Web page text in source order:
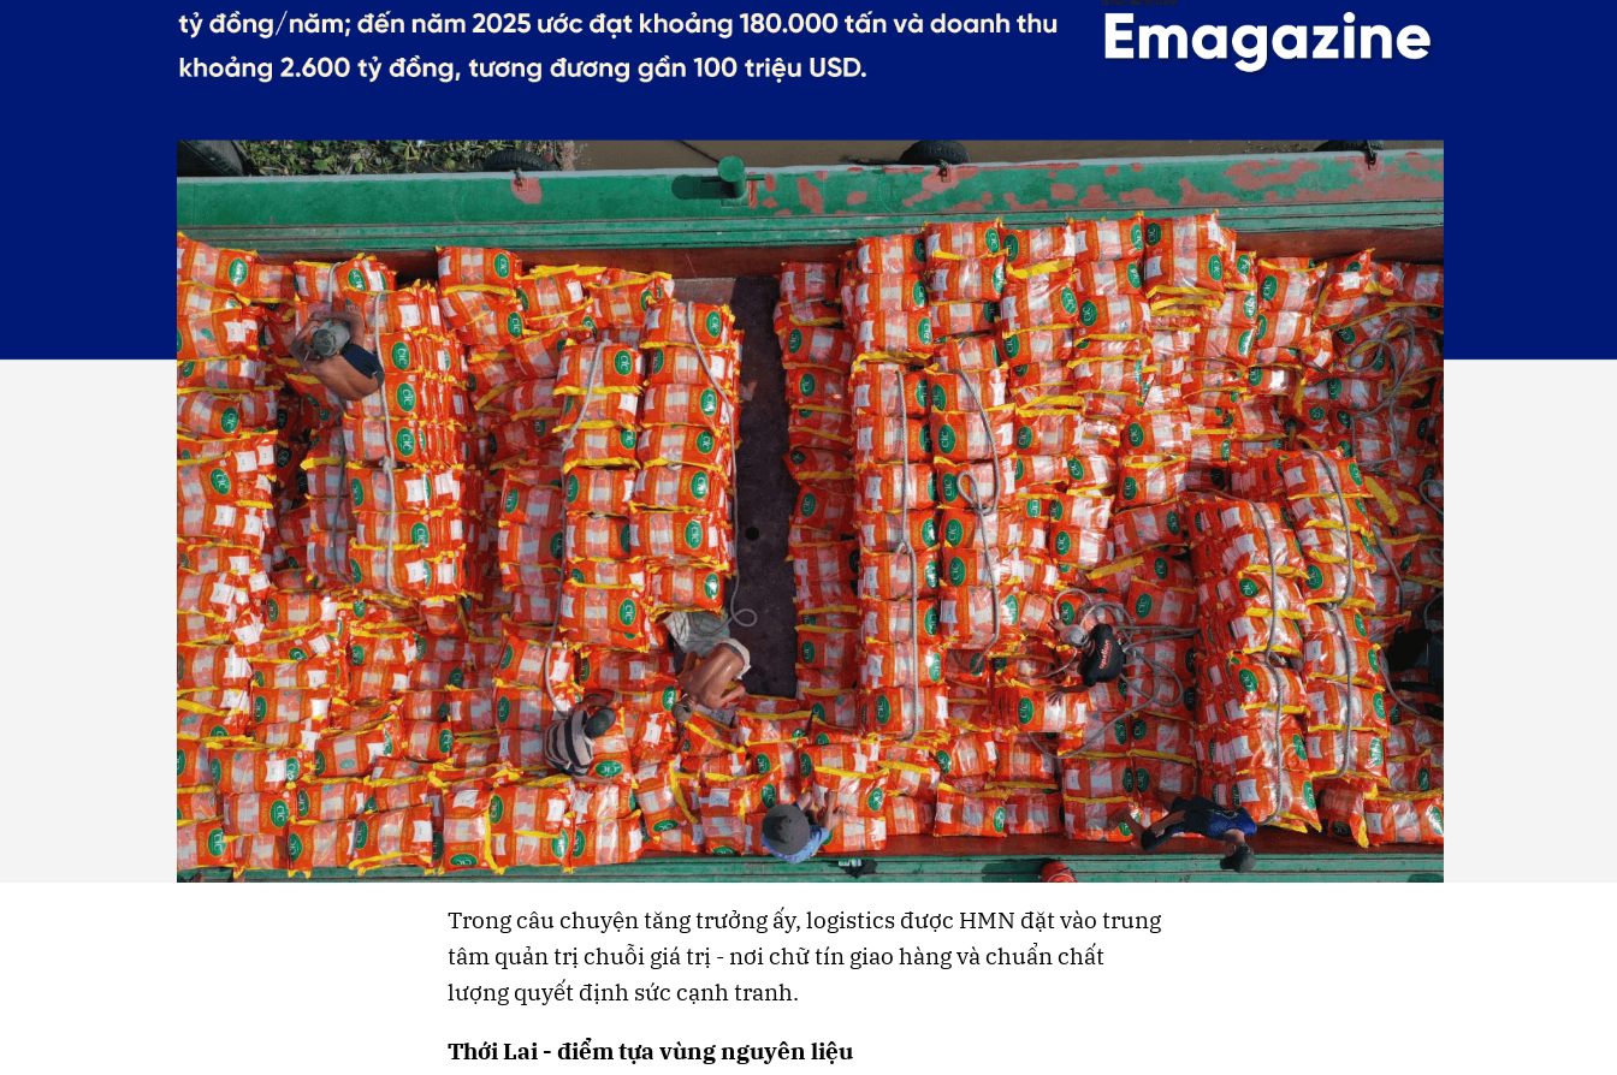
Trong câu chuyện tăng trưởng ấy, logistics được HMN đặt vào trung
tâm quản trị chuỗi giá trị - nơi chữ tín giao hàng và chuẩn chất
lượng quyết định sức cạnh tranh.
Thới Lai - điểm tựa vùng nguyên liệu